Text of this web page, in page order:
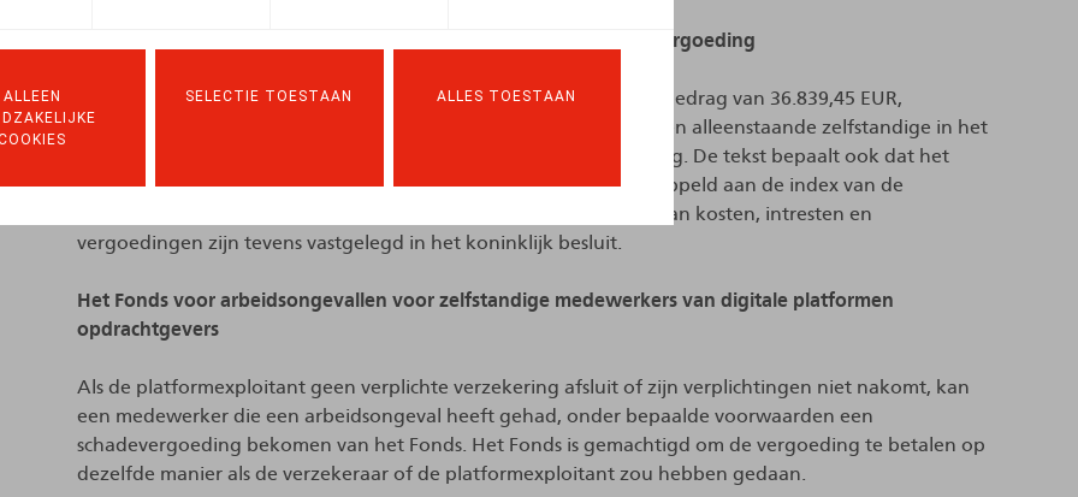
ALLEEN
SELECTIE TOESTAAN ALLES TOESTAAN
Bepaling van het basisinkomen en wijze van uitbetaling van de vergoeding
Het koninklijk besluit legt het basisinkomen vast op een forfaitair bedrag van 36.839,45 EUR,
gebaseerd op de primaire arbeidsongeschiktheidsuitkering voor een alleenstaande zelfstandige in het
kader van de wettelijke verplichte ziekte- en invaliditeitsverzekering. De tekst bepaalt ook dat het
basisinkomen, de vergoedingen en de renten zullen worden gekoppeld aan de index van de
consumptieprijzen. De termijnen en procedures voor de betaling van kosten, intresten en
vergoedingen zijn tevens vastgelegd in het koninklijk besluit.
Het Fonds voor arbeidsongevallen voor zelfstandige medewerkers van digitale platformen
opdrachtgevers
Als de platformexploitant geen verplichte verzekering afsluit of zijn verplichtingen niet nakomt, kan
een medewerker die een arbeidsongeval heeft gehad, onder bepaalde voorwaarden een
schadevergoeding bekomen van het Fonds. Het Fonds is gemachtigd om de vergoeding te betalen op
dezelfde manier als de verzekeraar of de platformexploitant zou hebben gedaan.